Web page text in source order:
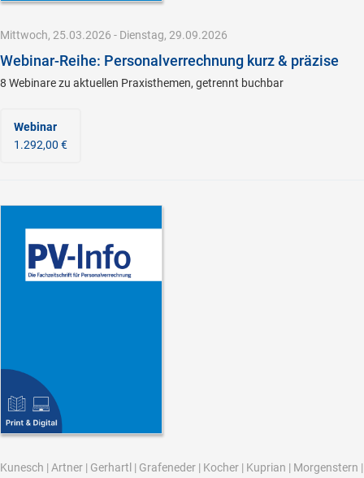
Mittwoch, 25.03.2026 - Dienstag, 29.09.2026
Webinar-Reihe: Personalverrechnung kurz & präzise
8 Webinare zu aktuellen Praxisthemen, getrennt buchbar
Webinar
1.292,00 €
Kunesch | Artner | Gerhartl | Grafeneder | Kocher | Kuprian | Morgenstern |